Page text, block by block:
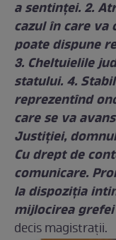
a sentinţei. 2.
cazul în care va
poate dispune
3. Cheltuielile
statului. 4.
reprezentînd
care se va
Justiţiei,
Cu drept de
comunicare.
la dispoziţia
mijlocirea grefei
decis magistrații.